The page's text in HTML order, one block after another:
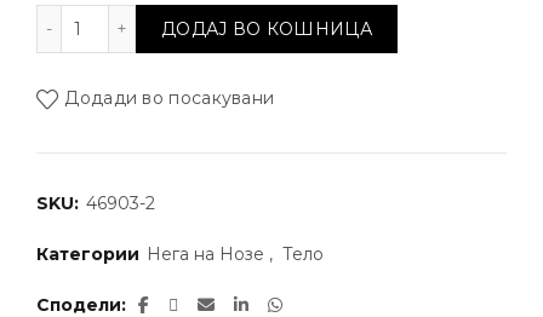
Крем за стапала со 30% уреа за пукнатини и
ДОДАЈ ВО КОШНИЦА
Додади во посакувани
SKU: 46903-2
Категории Нега на Нозе , Тело
Сподели